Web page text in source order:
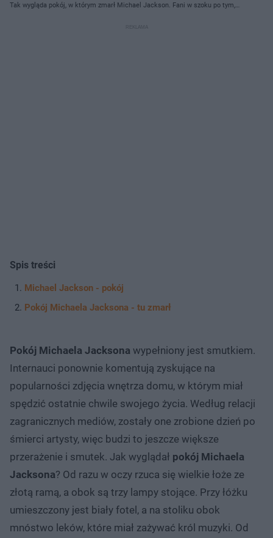
Tak wygląda pokój, w którym zmarł Michael Jackson. Fani w szoku po tym,
Spis treści
Michael Jackson - pokój
Pokój Michaela Jacksona - tu zmarł
Pokój Michaela Jacksona wypełniony jest smutkiem.
Internauci ponownie komentują zyskujące na
popularności zdjęcia wnętrza domu, w którym miał
spędzić ostatnie chwile swojego życia. Według relacji
zagranicznych mediów, zostały one zrobione dzień po
śmierci artysty, więc budzi to jeszcze większe
przerażenie i smutek. Jak wyglądał pokój Michaela
Jacksona? Od razu w oczy rzuca się wielkie łoże ze
złotą ramą, a obok są trzy lampy stojące. Przy łóżku
umieszczony jest biały fotel, a na stoliku obok
mnóstwo leków, które miał zażywać król muzyki. Od